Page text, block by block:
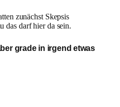
zunächst Skepsis
das darf hier da sein.
grade in irgend etwas